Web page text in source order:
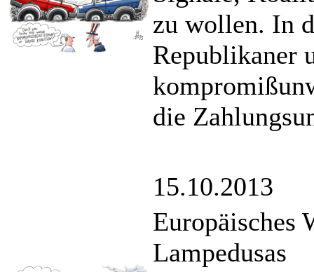
zu wollen. In
Republikaner
die
15.10.2013
Europäisches
Lampedusas